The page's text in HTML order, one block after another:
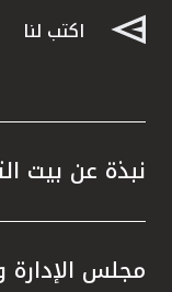
اكتب لنا
نبذة عن بيت
مجلس الإدارة